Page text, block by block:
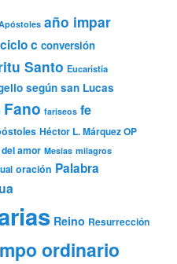
año impar
ciclo c conversión
Santo Eucaristía
según san Lucas
Fano fariseos fe
Héctor L. Márquez OP
amor Mesías milagros
oración Palabra
Reino Resurrección
ordinario